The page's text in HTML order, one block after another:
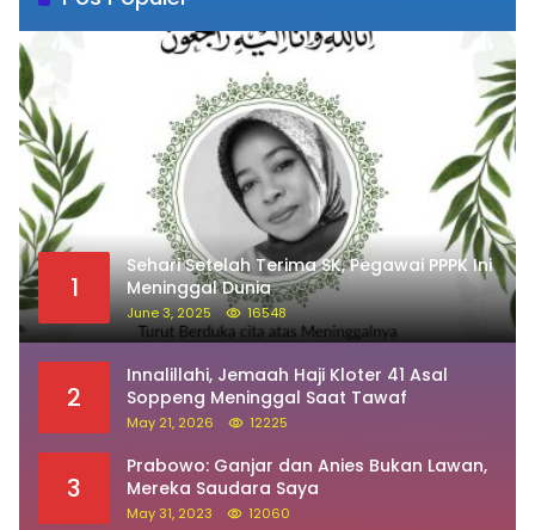
1
Sehari Setelah Terima SK, Pegawai PPPK Ini
Meninggal Dunia
June 3, 2025 16548
2
Innalillahi, Jemaah Haji Kloter 41 Asal
Soppeng Meninggal Saat Tawaf
May 21, 2026 12225
3
Prabowo: Ganjar dan Anies Bukan Lawan,
Mereka Saudara Saya
May 31, 2023 12060